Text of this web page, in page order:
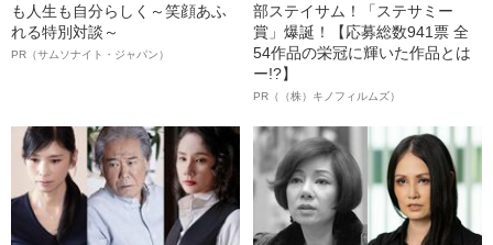
も人生も自分らしく～笑顔あふ
れる特別対談～
PR（サムソナイト・ジャパン）
部ステイサム！「ステサミー
賞」爆誕！【応募総数941票 全
54作品の栄冠に輝いた作品とは
ー!?】
PR（（株）キノフィルムズ）